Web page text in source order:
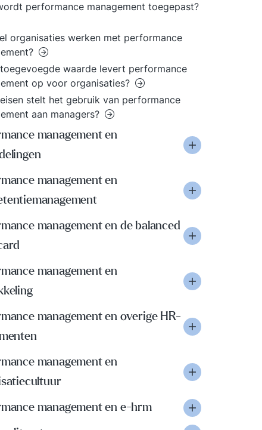
performance management toegepast?
organisaties werken met performance
waarde levert performance
op voor organisaties?
stelt het gebruik van performance
aan managers?
management en
management en
management en de balanced
management en
management en overige HR-
management en
management en e-hrm